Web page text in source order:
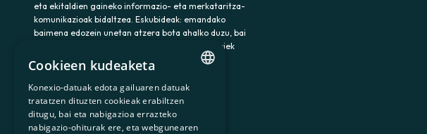
eta ekitaldien gaineko informazio- eta merkataritza-
komunikazioak bidaltzea. Eskubideak: emandako
baimena edozein unetan atzera bota ahalko duzu, bai
eta datuak atzitu, zuzendu eta ezabatu ere. Horiek
eta gainerako eskubideak baliatzeko idatzi
somenergia@delegado-datos.com helbidera.
Informazio osagarria: Pribatutasun-politika
CATALAN
SPANISH
Cookieen kudeaketa
Konexio-datuak edota gailuaren datuak
tratatzen dituzten cookieak erabiltzen
ditugu, bai eta nabigazioa errazteko
nabigazio-ohiturak ere, eta webgunearen